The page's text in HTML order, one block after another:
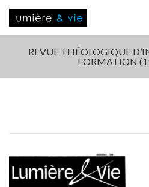
REVUE THÉOLOGIQUE
FORMATION